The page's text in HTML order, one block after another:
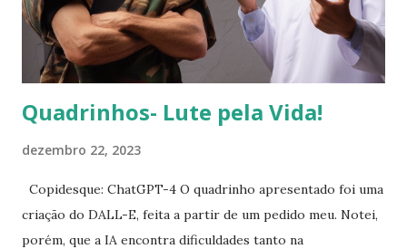
segunda intervenção divina. Deus não permitiu que ele
ficasse sozinho naquele momento. Entretanto, o hospital
não fornecia detal...
Quadrinhos- Lute pela Vida!
dezembro 22, 2023
Copidesque: ChatGPT-4 O quadrinho apresentado foi uma
criação do DALL-E, feita a partir de um pedido meu. Notei,
porém, que a IA encontra dificuldades tanto na